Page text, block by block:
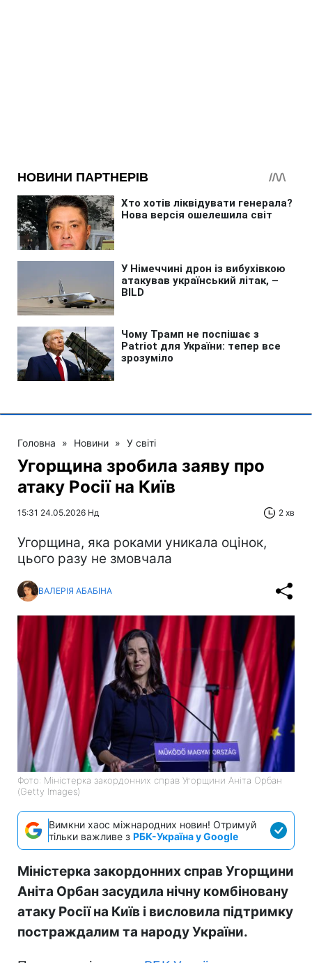
Головна » Новини » У світі
Угорщина зробила заяву про
атаку Росії на Київ
15:31 24.05.2026 Нд 2 хв
Угорщина, яка роками уникала оцінок,
цього разу не змовчала
ВАЛЕРІЯ АБАБІНА
Фото: Міністерка закордонних справ Угорщини Аніта Орбан
(Getty Images)
Вимкни хаос міжнародних новин! Отримуй
тільки важливе з РБК-Україна у Google
Міністерка закордонних справ Угорщини
Аніта Орбан засудила нічну комбіновану
атаку Росії на Київ і висловила підтримку
постраждалим та народу України.